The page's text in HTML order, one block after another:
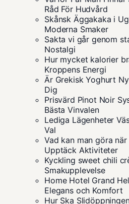
Råd För Hudvård
Skånsk Äggakaka i
Moderna Smaker
Sakta vi går genom
Nostalgi
Hur mycket kalorier
Kroppens Energi
Är Grekisk Yoghurt
Dig
Prisvärd Pinot Noir
Bästa Vinvalen
Lediga Lägenheter
Val
Vad kan man göra
Upptäck Aktiviteter
Kyckling sweet chili
Smakupplevelse
Home Hotel Grand
Elegans och Komfort
Hur Ska